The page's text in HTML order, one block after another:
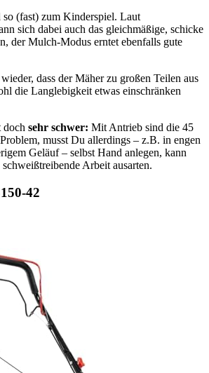
so (fast) zum Kinderspiel. Laut
sich dabei auch das gleichmäßige, schicke
der Mulch-Modus erntet ebenfalls gute
dass der Mäher zu großen Teilen aus
die Langlebigkeit etwas einschränken
doch sehr schwer: Mit Antrieb sind die 45
musst Du allerdings – z.B. in engen
Geläuf – selbst Hand anlegen, kann
Arbeit ausarten.
42